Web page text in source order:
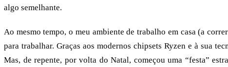
algo semelhante.
Ao mesmo tempo, o meu ambiente de trabalho em casa (a
para trabalhar. Graças aos modernos chipsets Ryzen e à sua
Mas, de repente, por volta do Natal, começou uma “festa”